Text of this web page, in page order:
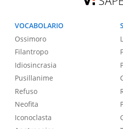
VOCABOLARIO
Ossimoro
Filantropo
Idiosincrasia
Pusillanime
Refuso
Neofita
Iconoclasta